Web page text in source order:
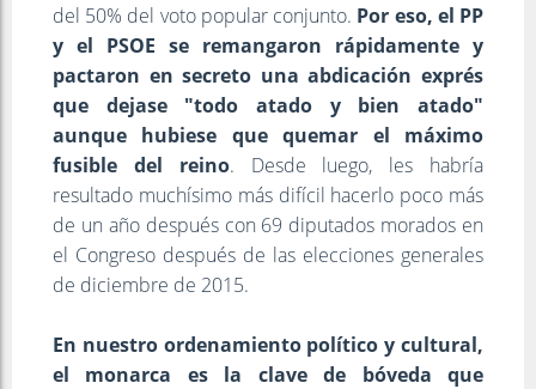
del 50% del voto popular conjunto. Por eso, el PP
y el PSOE se remangaron rápidamente y
pactaron en secreto una abdicación exprés
que dejase "todo atado y bien atado"
aunque hubiese que quemar el máximo
fusible del reino. Desde luego, les habría
resultado muchísimo más difícil hacerlo poco más
de un año después con 69 diputados morados en
el Congreso después de las elecciones generales
de diciembre de 2015.
En nuestro ordenamiento político y cultural,
el monarca es la clave de bóveda que